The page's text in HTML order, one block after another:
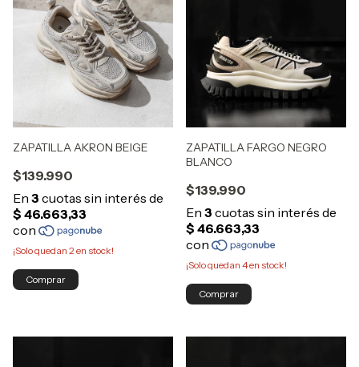
ZAPATILLA AKRON BEIGE
$139.990
¡Solo quedan 2en stock!
Comprar
ZAPATILLA FARGO NEGRO
BLANCO
$139.990
¡Solo quedan 4en stock!
Comprar